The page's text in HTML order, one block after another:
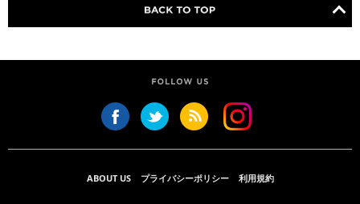
ABOUT US プライバシーポリシー 利用規約